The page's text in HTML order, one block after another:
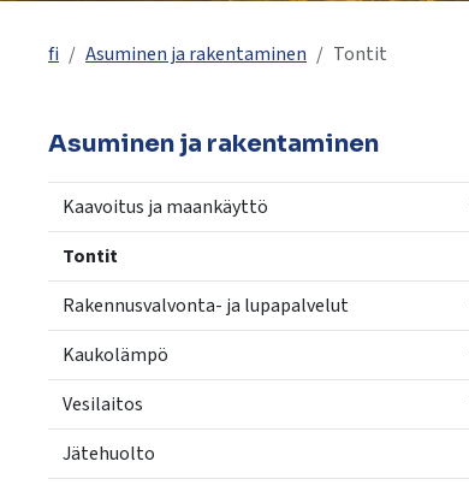
ja
fi Asuminen ja rakentaminen Tontit
Asuminen ja rakentaminen
Kaavoitus ja maankäyttö
Tontit
Rakennusvalvonta- ja lupapalvelut
Kaukolämpö
Vesilaitos
Jätehuolto